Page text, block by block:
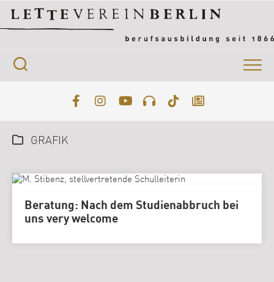
content
GRAFIK
Beratung: Nach dem Studienabbruch bei
uns very welcome